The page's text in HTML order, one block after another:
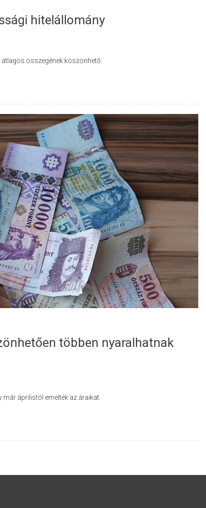
hitelállomány
összegének köszönhető.
többen nyaralhatnak
áprilistól emelték az áraikat.